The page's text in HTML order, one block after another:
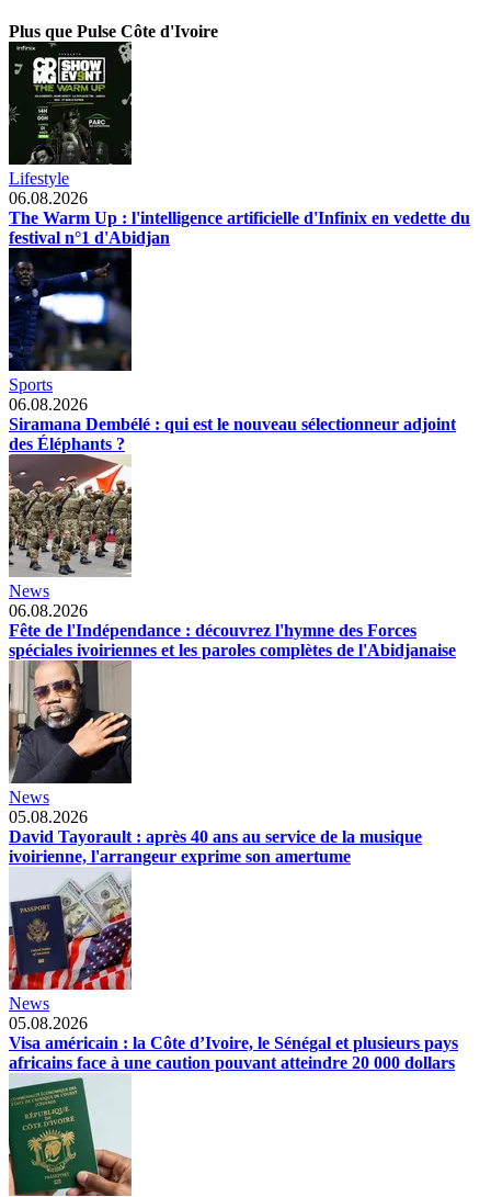
Plus que Pulse Côte d'Ivoire
Lifestyle
06.08.2026
The Warm Up : l'intelligence artificielle d'Infinix en vedette du
festival n°1 d'Abidjan
Sports
06.08.2026
Siramana Dembélé : qui est le nouveau sélectionneur adjoint
des Éléphants ?
News
06.08.2026
Fête de l'Indépendance : découvrez l'hymne des Forces
spéciales ivoiriennes et les paroles complètes de l'Abidjanaise
News
05.08.2026
David Tayorault : après 40 ans au service de la musique
ivoirienne, l'arrangeur exprime son amertume
News
05.08.2026
Visa américain : la Côte d’Ivoire, le Sénégal et plusieurs pays
africains face à une caution pouvant atteindre 20 000 dollars